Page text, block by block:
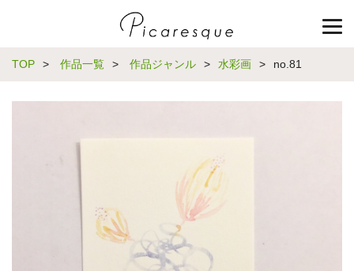
TOP > 作品一覧 > 作品ジャンル > 水彩画 > no.81